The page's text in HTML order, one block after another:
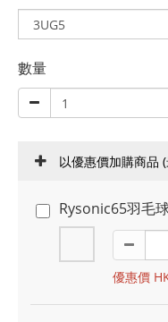
數量
以優惠價加購商品
Rysonic65羽毛
優惠價